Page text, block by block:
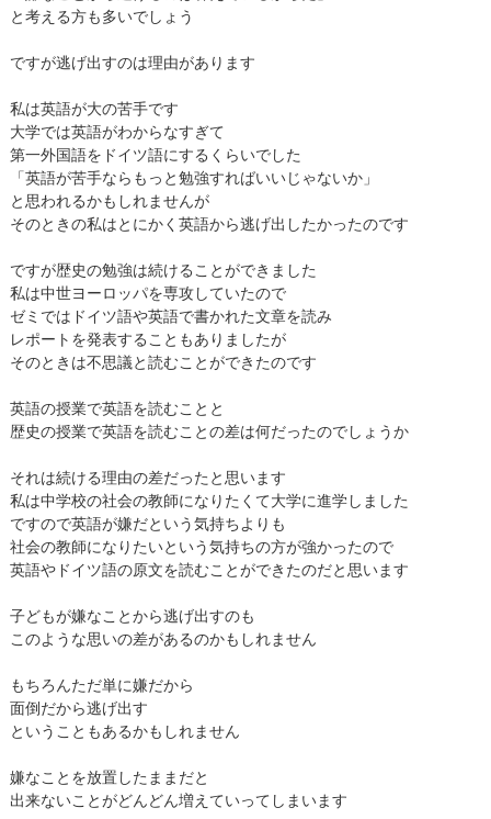
と考える方も多いでしょう
ですが逃げ出すのは理由があります
私は英語が大の苦手です
大学では英語がわからなすぎて
第一外国語をドイツ語にするくらいでした
「英語が苦手ならもっと勉強すればいいじゃないか」
と思われるかもしれませんが
そのときの私はとにかく英語から逃げ出したかったのです
ですが歴史の勉強は続けることができました
私は中世ヨーロッパを専攻していたので
ゼミではドイツ語や英語で書かれた文章を読み
レポートを発表することもありましたが
そのときは不思議と読むことができたのです
英語の授業で英語を読むことと
歴史の授業で英語を読むことの差は何だったのでしょうか
それは続ける理由の差だったと思います
私は中学校の社会の教師になりたくて大学に進学しました
ですので英語が嫌だという気持ちよりも
社会の教師になりたいという気持ちの方が強かったので
英語やドイツ語の原文を読むことができたのだと思います
子どもが嫌なことから逃げ出すのも
このような思いの差があるのかもしれません
もちろんただ単に嫌だから
面倒だから逃げ出す
ということもあるかもしれません
嫌なことを放置したままだと
出来ないことがどんどん増えていってしまいます